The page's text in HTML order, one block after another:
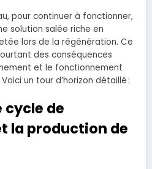
pour continuer à fonctionner,
solution salée riche en
lors de la régénération. Ce
des conséquences
et le fonctionnement
un tour d’horizon détaillé :
cycle de
la production de